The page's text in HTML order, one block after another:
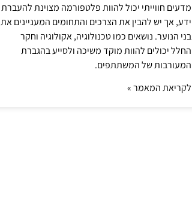
מדעים חווייתי יכול להוות פלטפורמה מצוינת להעברת
ידע, אך יש להבין את הצרכים והתחומים המעניינים את
בני הנוער. נושאים כמו טכנולוגיה, אקולוגיה וחקר
החלל יכולים להוות מוקד משיכה ולסייע בהגברת
המעורבות של המשתתפים.
לקריאת המאמר »